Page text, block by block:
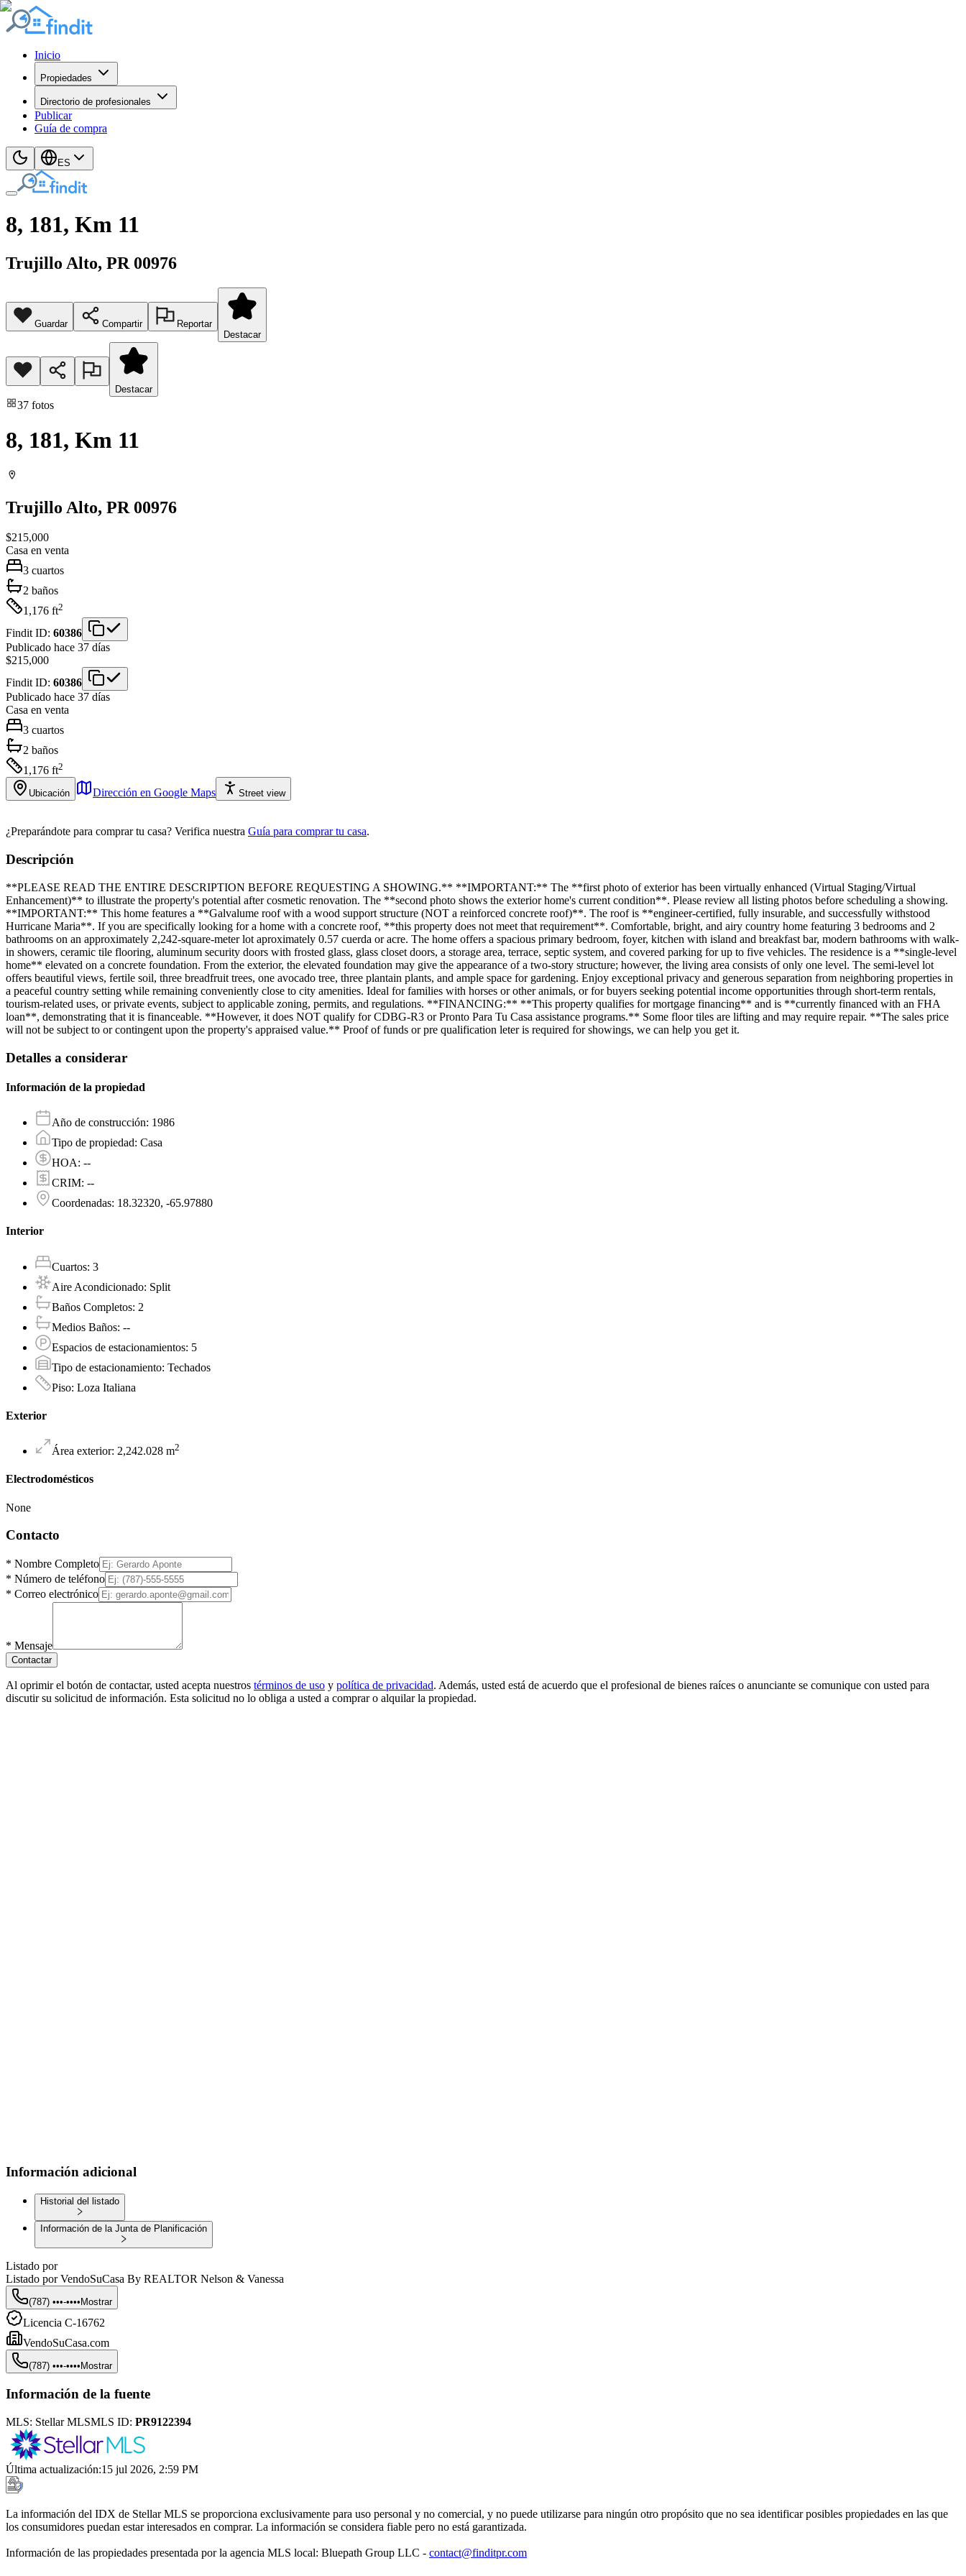
Inicio
Propiedades
Directorio de profesionales
Publicar
Guía de compra
ES
8, 181, Km 11
Trujillo Alto, PR 00976
Guardar Compartir
Reportar
Destacar
Destacar
37 fotos
8, 181, Km 11
Trujillo Alto, PR 00976
$215,000
Casa en venta
3 cuartos
2 baños
1,176 ft2
Findit ID: 60386
Publicado hace 37 días
$215,000
Findit ID: 60386
Publicado hace 37 días
Casa en venta
3 cuartos
2 baños
1,176 ft2
Ubicación Dirección en Google Maps Street view
¿Preparándote para comprar tu casa? Verifica nuestra Guía para comprar tu casa.
Descripción
**PLEASE READ THE ENTIRE DESCRIPTION BEFORE REQUESTING A SHOWING.** **IMPORTANT:** The **first photo of exterior has been virtually enhanced (Virtual Staging/Virtual
Enhancement)** to illustrate the property's potential after cosmetic renovation. The **second photo shows the exterior home's current condition**. Please review all listing photos before scheduling a showing.
**IMPORTANT:** This home features a **Galvalume roof with a wood support structure (NOT a reinforced concrete roof)**. The roof is **engineer-certified, fully insurable, and successfully withstood
Hurricane Maria**. If you are specifically looking for a home with a concrete roof, **this property does not meet that requirement**. Comfortable, bright, and airy country home featuring 3 bedrooms and 2
bathrooms on an approximately 2,242-square-meter lot aproximately 0.57 cuerda or acre. The home offers a spacious primary bedroom, foyer, kitchen with island and breakfast bar, modern bathrooms with walk-
in showers, ceramic tile flooring, aluminum security doors with frosted glass, glass closet doors, a storage area, terrace, septic system, and covered parking for up to five vehicles. The residence is a **single-level
home** elevated on a concrete foundation. From the exterior, the elevated foundation may give the appearance of a two-story structure; however, the living area consists of only one level. The semi-level lot
offers beautiful views, fertile soil, three breadfruit trees, one avocado tree, three plantain plants, and ample space for gardening. Enjoy exceptional privacy and generous separation from neighboring properties in
a peaceful country setting while remaining conveniently close to city amenities. Ideal for families with horses or other animals, or for buyers seeking potential income opportunities through short-term rentals,
tourism-related uses, or private events, subject to applicable zoning, permits, and regulations. **FINANCING:** **This property qualifies for mortgage financing** and is **currently financed with an FHA
loan**, demonstrating that it is financeable. **However, it does NOT qualify for CDBG-R3 or Pronto Para Tu Casa assistance programs.** Some floor tiles are lifting and may require repair. **The sales price
will not be subject to or contingent upon the property's appraised value.** Proof of funds or pre qualification leter is required for showings, we can help you get it.
Detalles a considerar
Información de la propiedad
Año de construcción: 1986
Tipo de propiedad: Casa
HOA: --
CRIM: --
Coordenadas: 18.32320, -65.97880
Interior
Cuartos: 3
Aire Acondicionado: Split
Baños Completos: 2
Medios Baños: --
Espacios de estacionamientos: 5
Tipo de estacionamiento: Techados
Piso: Loza Italiana
Exterior
Área exterior: 2,242.028 m2
Electrodomésticos
None
Contacto
* Nombre Completo
* Número de teléfono
* Correo electrónico
* Mensaje
Contactar
Al oprimir el botón de contactar, usted acepta nuestros términos de uso y política de privacidad. Además, usted está de acuerdo que el profesional de bienes raíces o anunciante se comunique con usted para
discutir su solicitud de información. Esta solicitud no lo obliga a usted a comprar o alquilar la propiedad.
Información adicional
Historial del listado
Información de la Junta de Planificación
Listado por
Listado por VendoSuCasa By REALTOR Nelson & Vanessa
(787) •••-••••Mostrar
Licencia C-16762
VendoSuCasa.com
(787) •••-••••Mostrar
Información de la fuente
MLS: Stellar MLSMLS ID: PR9122394
Última actualización:15 jul 2026, 2:59 PM
La información del IDX de Stellar MLS se proporciona exclusivamente para uso personal y no comercial, y no puede utilizarse para ningún otro propósito que no sea identificar posibles propiedades en las que
los consumidores puedan estar interesados en comprar. La información se considera fiable pero no está garantizada.
Información de las propiedades presentada por la agencia MLS local: Bluepath Group LLC - contact@finditpr.com